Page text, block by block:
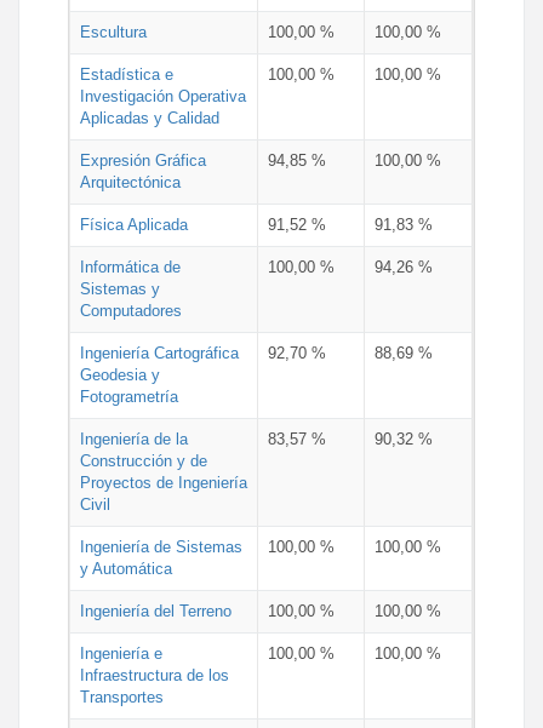
Escultura 100,00 % 100,00 %
Estadística e
Investigación Operativa
Aplicadas y Calidad
100,00 % 100,00 %
Expresión Gráfica
Arquitectónica
94,85 % 100,00 %
Física Aplicada 91,52 % 91,83 %
Informática de
Sistemas y
Computadores
100,00 % 94,26 %
Ingeniería Cartográfica
Geodesia y
Fotogrametría
92,70 % 88,69 %
Ingeniería de la
Construcción y de
Proyectos de Ingeniería
Civil
83,57 % 90,32 %
Ingeniería de Sistemas
y Automática
100,00 % 100,00 %
Ingeniería del Terreno 100,00 % 100,00 %
Ingeniería e
Infraestructura de los
Transportes
100,00 % 100,00 %